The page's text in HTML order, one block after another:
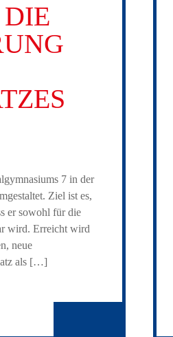
7 in der
Ziel ist es,
er sowohl für die
wird. Erreicht wird
neue
als […]